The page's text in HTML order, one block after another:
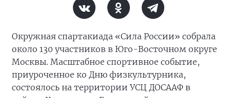
Окружная спартакиада «Сила России» собрала
около 130 участников в Юго-Восточном округе
Москвы. Масштабное спортивное событие,
приуроченное ко Дню физкультурника,
состоялось на территории УСЦ ДОСААФ в